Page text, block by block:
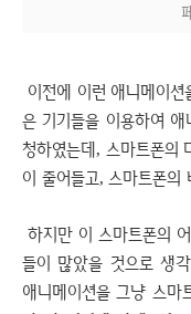
이전에 이런 애니메이
은 기기들을 이용하여
청하였는데, 스마트폰의
이 줄어들고, 스마트폰의
하지만 이 스마트폰의
들이 많았을 것으로 생
애니메이션을 그냥 스마